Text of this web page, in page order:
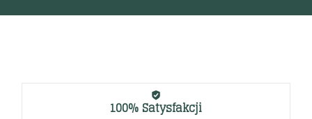
100% Satysfakcji